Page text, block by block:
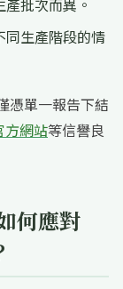
批次而異。
同生產階段的情
憑單一報告下結
網站等信譽良
何應對